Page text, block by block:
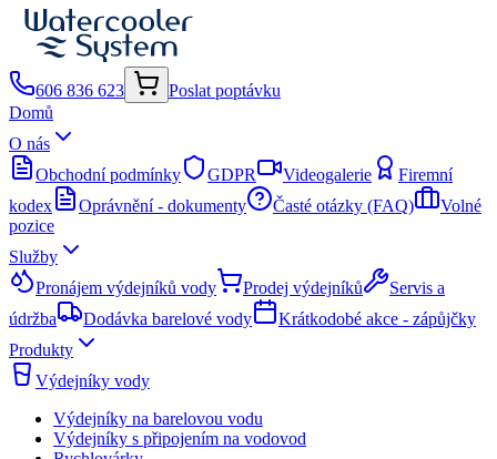
606 836 623
Poslat poptávku
Domů
O nás
Obchodní podmínky
GDPR Videogalerie
Firemní
kodex
Oprávnění - dokumenty Časté otázky (FAQ)
Volné
pozice
Služby
Pronájem výdejníků vody
Prodej výdejníků
Servis a
údržba
Dodávka barelové vody
Krátkodobé akce - zápůjčky
Produkty
Výdejníky vody
Výdejníky na barelovou vodu
Výdejníky s připojením na vodovod